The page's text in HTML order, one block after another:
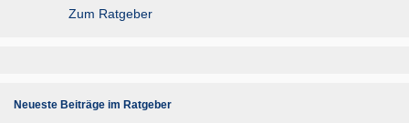
Zum Ratgeber
Neueste Beiträge im Ratgeber